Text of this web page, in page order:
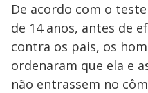
De acordo com o
de 14 anos, antes de
contra os pais, os
ordenaram que ela e
não entrassem no